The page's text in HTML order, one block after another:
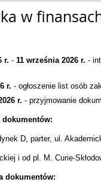
w
r. - 11 września 2026 r. -
r. - ogłoszenie list osób
r. - przyjmowanie
dokumentów:
D, parter, ul.
i od pl. M. Curie-
dokumentów: